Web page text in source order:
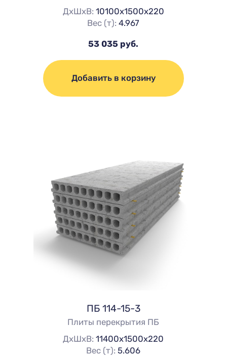
ДхШхВ: 10100х1500х220
Вес (т):4.967
53 035 руб.
Добавить в корзину
ПБ 114-15-3
Плиты перекрытия ПБ
ДхШхВ:11400х1500х220
Вес (т):5.606